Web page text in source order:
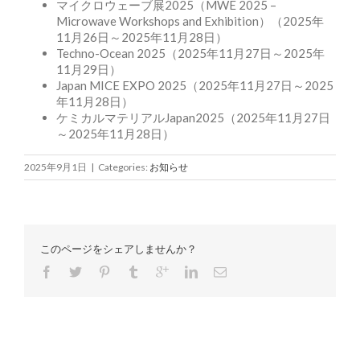
マイクロウェーブ展2025（MWE 2025 –
Microwave Workshops and Exhibition）（2025年
11月26日～2025年11月28日）
Techno-Ocean 2025（2025年11月27日～2025年
11月29日）
Japan MICE EXPO 2025（2025年11月27日～2025
年11月28日）
ケミカルマテリアルJapan2025（2025年11月27日
～2025年11月28日）
2025年9月1日 | Categories: お知らせ
このページをシェアしませんか？